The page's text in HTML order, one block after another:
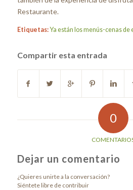
Restaurante.
Etiquetas:Ya están los menús-cenas
Compartir esta entrada
0
Dejar un comentario
¿Quieres unirte a la conversación?
Siéntete libre de contribuir